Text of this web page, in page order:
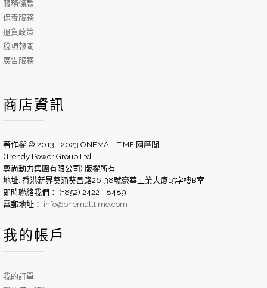
服務條款
保養服務
退貨政策
稅項報關
廣告服務
商店資訊
著作權 © 2013 - 2023 ONEMALLTIME 网摩間
(Trendy Power Group Ltd.
尊尚動力集團有限公司) 版權所有
地址: 香港新界葵涌葵昌路26-38號豪華工業大廈15字樓B室
即時聯絡我們： (+852) 2422 - 8489
電郵地址： info@onemalltime.com
我的帳戶
我的訂單